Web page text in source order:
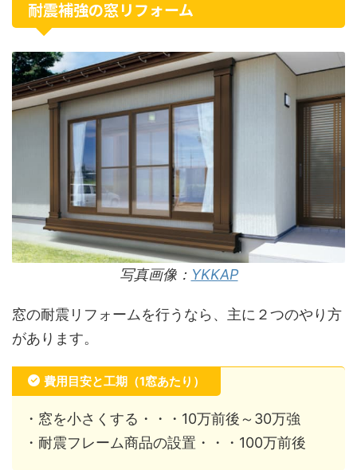
耐震補強の窓リフォーム
写真画像： YKKAP
窓の耐震リフォームを行うなら、主に２つのやり方
があります。
費用目安と工期（1窓あたり）
・窓を小さくする・・・10万前後～30万強
・耐震フレーム商品の設置・・・100万前後